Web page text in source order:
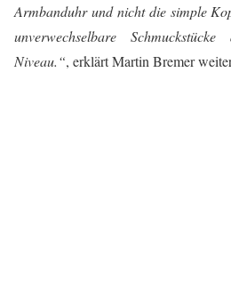
Armbanduhr und nicht die simple
unverwechselbare
Niveau.“, erklärt Martin Bremer